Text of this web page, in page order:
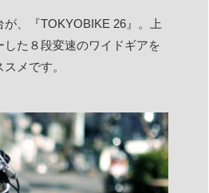
、『TOKYOBIKE 26』。上
た８段変速のワイドギアを
メです。